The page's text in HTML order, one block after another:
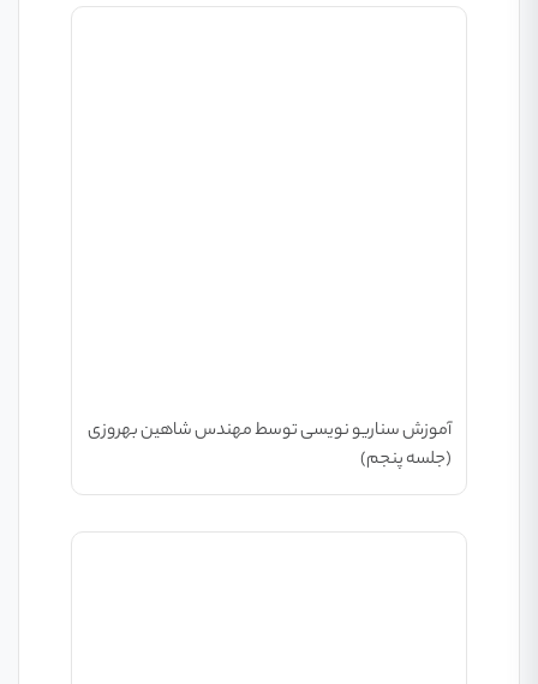
آموزش سناریو نویسی توسط مهندس شاهین بهروزی
(جلسه پنجم)